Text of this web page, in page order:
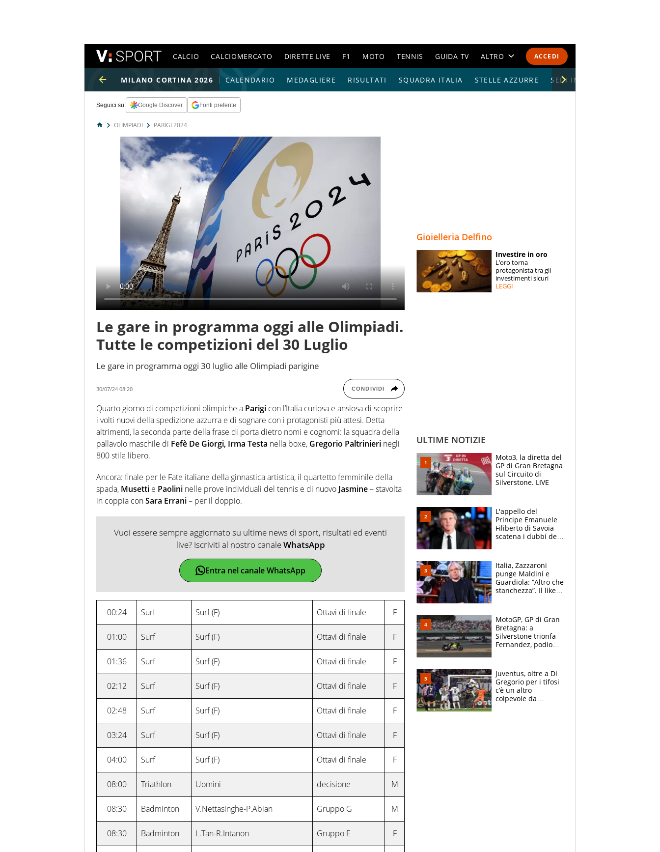
ACCEDI
CALCIO CALCIOMERCATO DIRETTE LIVE F1 MOTO TENNIS GUIDA TV ALTRO
CALENDARI E CLASSIFICHE
ESPERTI
CONTATTI
MILANO CORTINA 2026 CALENDARIO MEDAGLIERE RISULTATI SQUADRA ITALIA STELLE AZZURRE SEDI IMPIANTI
Seguici su: Google Discover Fonti preferite
OLIMPIADI PARIGI 2024
Le gare in programma oggi alle Olimpiadi.
Tutte le competizioni del 30 Luglio
Le gare in programma oggi 30 luglio alle Olimpiadi parigine
30/07/24 08:20 CONDIVIDI
Quarto giorno di competizioni olimpiche a Parigi con l’Italia curiosa e ansiosa di scoprire
i volti nuovi della spedizione azzurra e di sognare con i protagonisti più attesi. Detta
altrimenti, la seconda parte della frase di porta dietro nomi e cognomi: la squadra della
pallavolo maschile di Fefè De Giorgi, Irma Testa nella boxe, Gregorio Paltrinieri negli
800 stile libero.
Ancora: finale per le Fate italiane della ginnastica artistica, il quartetto femminile della
spada, Musetti e Paolini nelle prove individuali del tennis e di nuovo Jasmine– stavolta
in coppia conSara Errani– per il doppio.
Vuoi essere sempre aggiornato su ultime news di sport, risultati ed eventi
live? Iscriviti al nostro canaleWhatsApp
Entra nel canale WhatsApp
00:24 Surf Surf (F) Ottavi di finale F
01:00 Surf Surf (F) Ottavi di finale F
01:36 Surf Surf (F) Ottavi di finale F
02:12 Surf Surf (F) Ottavi di finale F
02:48 Surf Surf (F) Ottavi di finale F
03:24 Surf Surf (F) Ottavi di finale F
04:00 Surf Surf (F) Ottavi di finale F
08:00 Triathlon Uomini decisione M
08:30 Badminton V.Nettasinghe-P.Abian Gruppo G M
08:30 Badminton L.Tan-R.Intanon Gruppo E F
Gioielleria Delfino
Investire in oro
L’oro torna
protagonista tra gli
investimenti sicuri
LEGGI
ULTIME NOTIZIE
Moto3, la diretta del
GP di Gran Bretagna
sul Circuito di
Silverstone. LIVE
L'appello del
Principe Emanuele
Filiberto di Savoia
scatena i dubbi dei
Italia, Zazzaroni
punge Maldini e
Guardiola: “Altro che
stanchezza”. Il like
MotoGP, GP di Gran
Bretagna: a
Silverstone trionfa
Fernandez, podio
ed eroico
Juventus, oltre a Di
Gregorio per i tifosi
c’è un altro
colpevole da